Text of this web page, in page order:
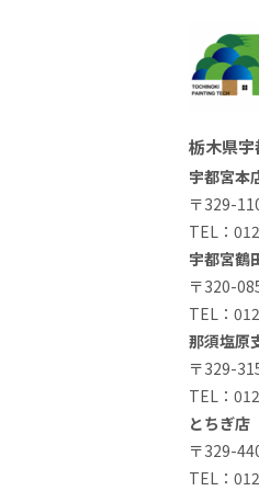
栃木県
宇都宮本
〒329-
TEL：
宇都宮鶴
〒320-
TEL：
那須塩原
〒329-
TEL：
とちぎ店
〒329-
TEL：